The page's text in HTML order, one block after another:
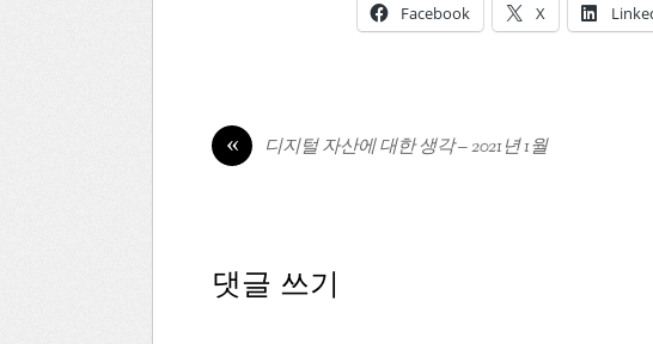
Facebook X
« 디지털 자산에 대한 생각 – 2021년 1월
댓글 쓰기